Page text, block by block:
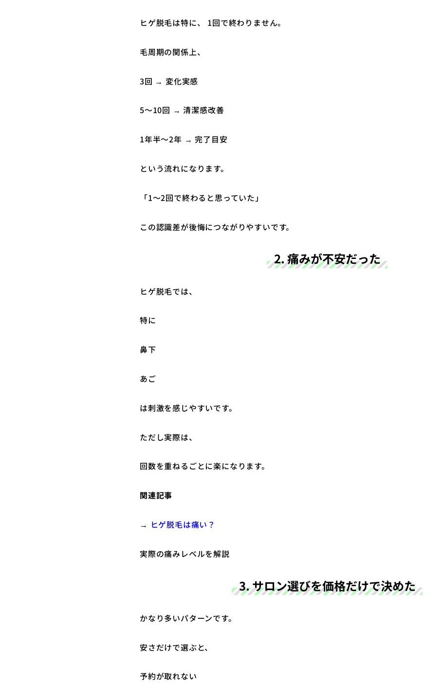
ヒゲ脱毛は特に、 1回で終わりません。
毛周期の関係上、
3回 → 変化実感
5〜10回 → 清潔感改善
1年半〜2年 → 完了目安
という流れになります。
「1〜2回で終わると思っていた」
この認識差が後悔につながりやすいです。
2. 痛みが不安だった
ヒゲ脱毛では、
特に
鼻下
あご
は刺激を感じやすいです。
ただし実際は、
回数を重ねるごとに楽になります。
関連記事
→ ヒゲ脱毛は痛い？
実際の痛みレベルを解説
3. サロン選びを価格だけで決めた
かなり多いパターンです。
安さだけで選ぶと、
予約が取れない